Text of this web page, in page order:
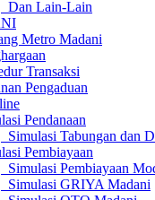
Dan Lain-Lain
Metro Madani
Transaksi
Pengaduan
Pendanaan
Simulasi Tabungan dan
Pembiayaan
Simulasi Pembiayaan
Simulasi GRIYA Madani